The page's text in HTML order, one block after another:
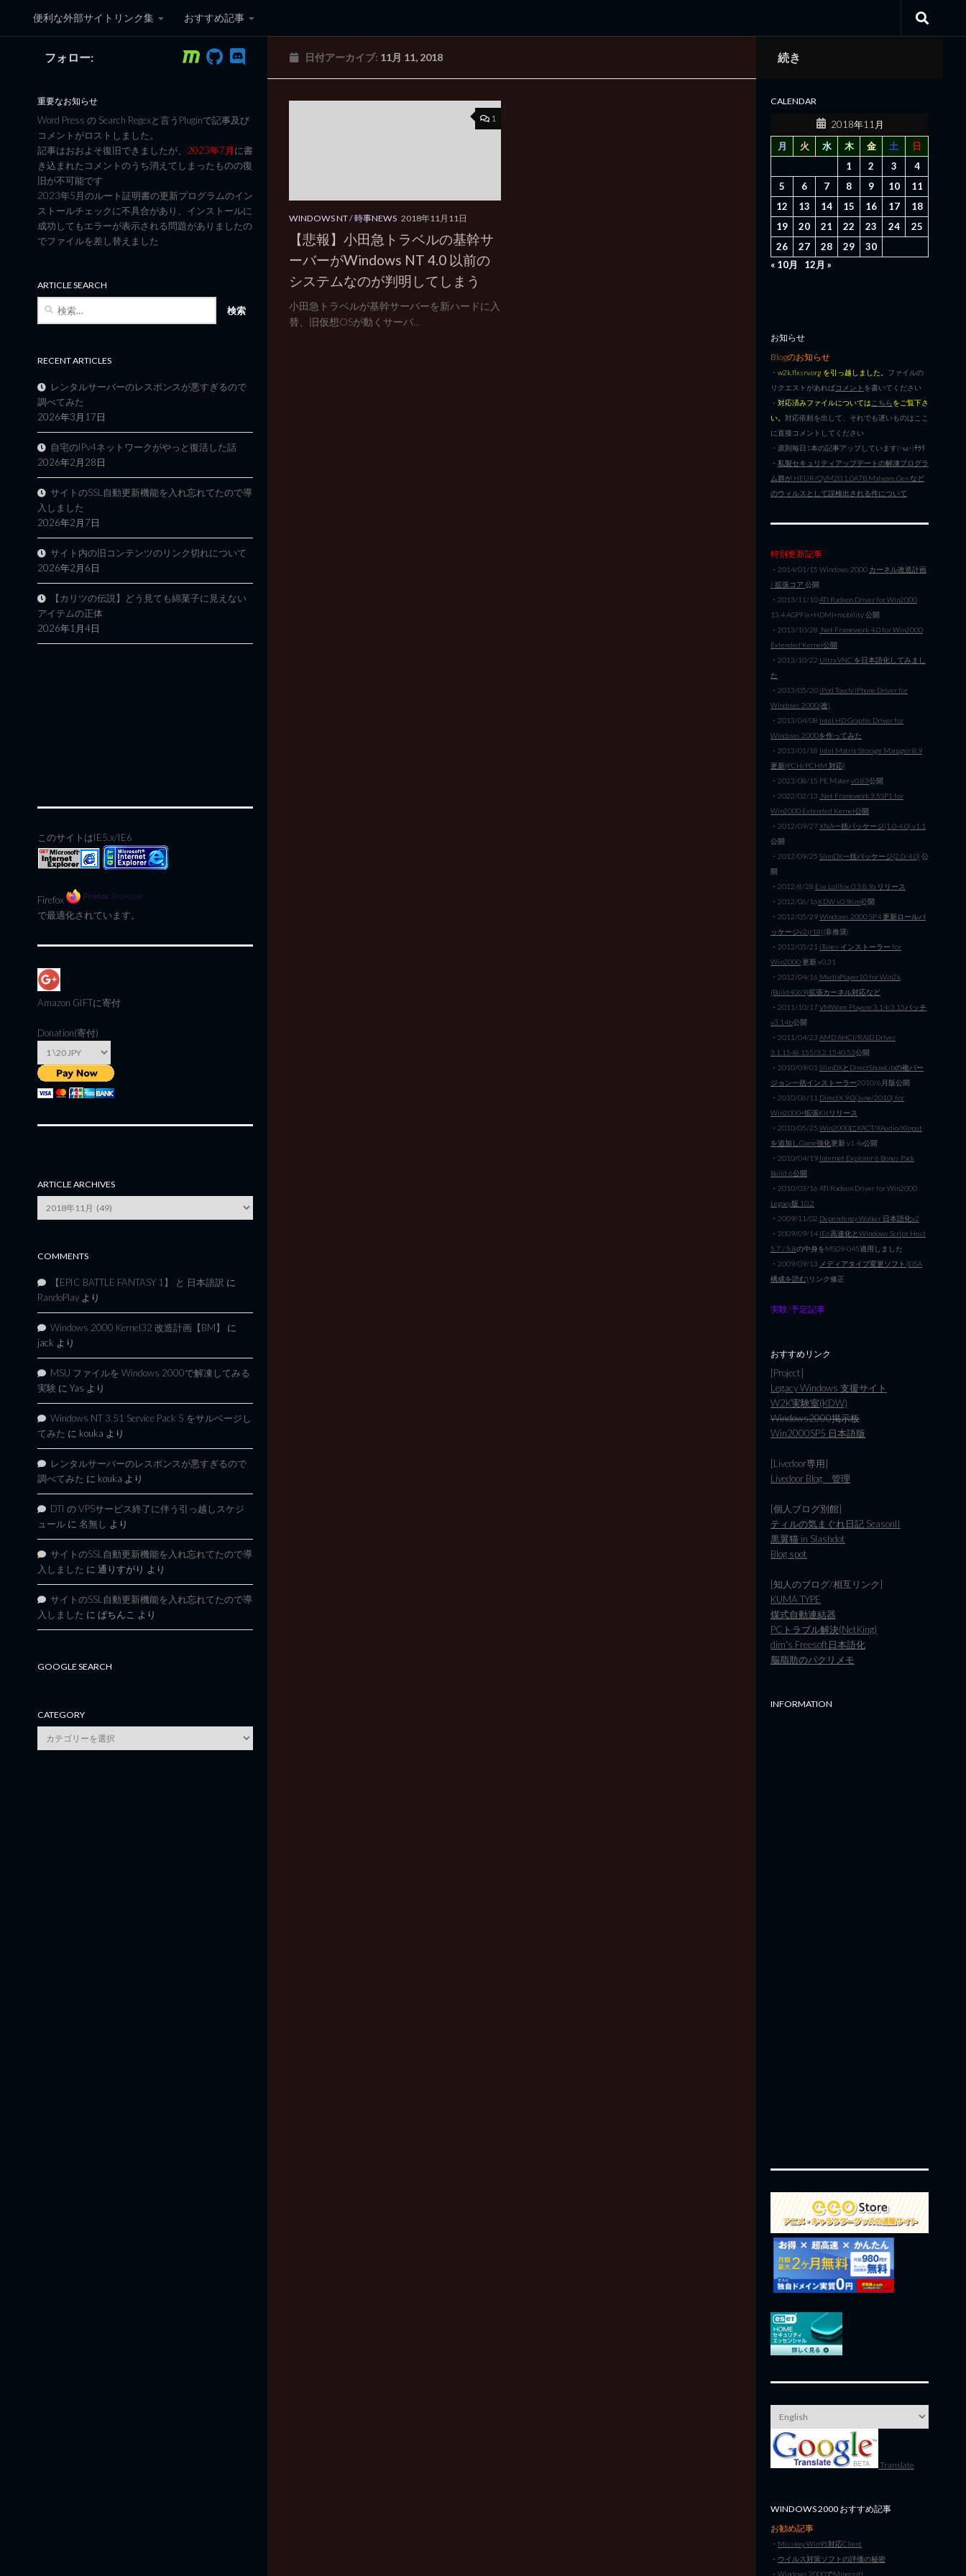
コンテンツへスキップ
便利な外部サイトリンク集 おすすめ記事
黒翼猫のコンピュータ日記 3rd Edition
日付アーカイブ: 11月 11, 2018
1
WINDOWS NT/時事NEWS 2018年11月11日
【悲報】小田急トラベルの基幹サ
ーバーがWindows NT 4.0 以前の
システムなのが判明してしまう
小田急トラベルが基幹サーバーを新ハードに入
替、旧仮想OSが動くサーバ...
フォロー:
重要なお知らせ
Word Press の Search Regexと言うPluginで記事及び
コメントがロストしました。
記事はおおよそ復旧できましたが、 2023年7月に書
き込まれたコメントのうち消えてしまったものの復
旧が不可能です
2023年5月のルート証明書の更新プログラムのイン
ストールチェックに不具合があり、インストールに
成功してもエラーが表示される問題がありましたの
でファイルを差し替えました
ARTICLE SEARCH
RECENT ARTICLES
レンタルサーバーのレスポンスが悪すぎるので
調べてみた
2026年3月17日
自宅のIPv4ネットワークがやっと復活した話
2026年2月28日
サイトのSSL自動更新機能を入れ忘れてたので導
入しました
2026年2月7日
サイト内の旧コンテンツのリンク切れについて
2026年2月6日
【カリツの伝説】どう見ても綿菓子に見えない
アイテムの正体
2026年1月4日
このサイトはIE5.x/IE6
Firefox
で最適化されています。
Amazon GIFTに寄付
Donation(寄付)
ARTICLE ARCHIVES
Archives
COMMENTS
【EPIC BATTLE FANTASY 1】 と 日本語訳 に
RandoPlay より
Windows 2000 Kernel32 改造計画【BM】
に
jack より
MSU ファイルを Windows 2000で解凍してみる
実験 に Yas より
Windows NT 3.51 Service Pack 5 をサルベージし
てみた に kouka より
レンタルサーバーのレスポンスが悪すぎるので
調べてみた に kouka より
DTI の VPSサービス終了に伴う引っ越しスケジ
ュール に 名無し より
サイトのSSL自動更新機能を入れ忘れてたので導
入しました に 通りすがり より
サイトのSSL自動更新機能を入れ忘れてたので導
入しました に ぱちんこ より
GOOGLE SEARCH
CATEGORY
category
続き
CALENDAR
2018年11月
月
火 水 木 金 土
日
1
2 3
4
5
6 7 8 9 10
11
12
13 14 15 16 17
18
19
20 21 22 23 24
25
26
27 28 29
30
« 10月
12月 »
お知らせ
Blogのお知らせ
・ w2k.flxsrv.org を引っ越しました。 ファイルの
リクエストがあればコメント を書いてください
・ 対応済みファイルについては こちらをご覧下さ
い。 対応依頼を出して、それでも遅いものはここ
に直接コメントしてください
・原則毎日1本の記事アップしています|･ω･)ﾁﾗﾘ
・ 私製セキュリティアップデートの解凍プログラ
ム群が HEUR/QVM20.1.0A7B.Malware.Gen など
のウィルスとして誤検出される件について
特別更新記事
・2014/01/15 Windows 2000 カーネル改造計画
/ 拡張コア 公開
・2013/11/10ATI Radeon Driver for Win2000
13.4 AGPFix+HDMI+mobility 公開
・2013/10/28 .Net Framework 4.0 for Win2000
Extended Kernel公開
・2013/10/22 Ultra VNC を日本語化してみまし
た
・2013/05/20 iPod Touch/iPhone Driver for
Windows 2000(改)
・2013/04/08 Intel HD Graphic Driver for
Windows 2000を作ってみた
・2013/01/18 Intel Matrix Storage Manager 8.9
更新(PCH/PCHM 対応)
・2023/08/15 PE Makerv0.83公開
・2022/02/13 .Net Framework 3.5SP1 for
Win2000 Extended Kernel公開
・2012/09/27XNA一括パッケージ(1.0-4.0) v1.1
公開
・2012/09/25 SlimDX一括パッケージ(2.0/4.0) 公
開
・2012/8/28 Ese Lolifox 0.3.8.9a リリース
・2012/06/16KDW v0.96m公開
・2012/05/29Windows 2000 SP4 更新ロールパ
ッケージv2(r18)(非推奨)
・2012/05/21 iTunes インストーラー for
Win2000更新 v0.31
・2012/04/16 MediaPlayer10 for Win2k
(Build4069)拡張カーネル対応など
・2011/10/17VMWare Playere 3.14/3.15パッチ
v3.14b公開
・2011/04/23 AMD AHCI/RAID Driver
3.1.1548.155/3.2.1540.53公開
・2010/09/01 SlimDXとDirectShowLibの複バー
ジョン一括インストーラー2010/6月版公開
・2010/06/11 DirectX 9.0(June/2010) for
Win2000+拡張Kitリリース
・2010/05/25 Win2000にXACT/XAudio/XInput
を追加しGame強化更新 v1.4a公開
・2010/04/19 Internet Explorer 6 Bonus Pack
Build 6公開
・2010/03/16 ATI Radeon Driver for Win2000
Legacy版 10.2
・2009/11/02 Dependency Walker 日本語化v2
・2009/09/14 IE6高速化とWindows Script Host
5.7 / 5.8の中身をMS09-045適用しました
・2009/09/13 メディアタイプ変更ソフト(EISA
構成を読む) リンク修正
実験/予定記事
おすすめリンク
[Project]
Legacy Windows 支援サイト
W2K実験室(KDW)
Windows2000掲示板
Win2000SP5 日本語版
[Livedoor専用]
Livedoor Blog 管理
[個人ブログ別館]
ティルの気まぐれ日記 SeasonII
黒翼猫 in Slashdot
Blog spot
[知人のブログ/相互リンク]
KUMA TYPE
煤式自動連結器
PCトラブル解決(NetKing)
dim's Freesoft日本語化
脳脂肪のパクリメモ
INFORMATION
Translate
WINDOWS 2000 おすすめ記事
お勧め記事
・ Misskey Win95対応Client
・ ウイルス対策ソフトの評価の秘密
・ Windows 2000でMinecraft